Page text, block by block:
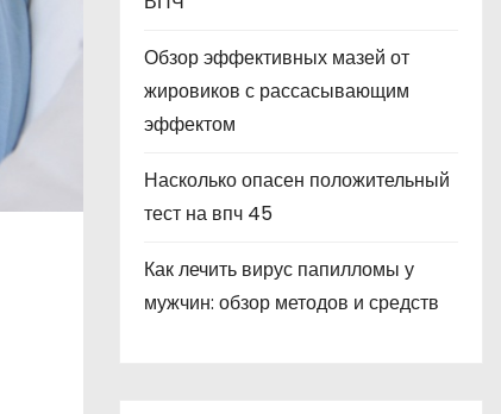
Обзор эффективных мазей от
жировиков с рассасывающим
эффектом
Насколько опасен положительный
тест на впч 45
Как лечить вирус папилломы у
мужчин: обзор методов и средств